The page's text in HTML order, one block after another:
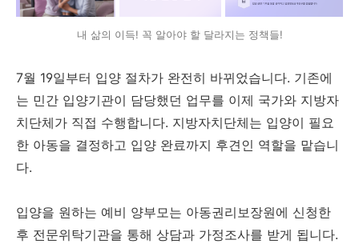
내 삶의 이득! 꼭 알아야 할 달라지는 정책들!
7월 19일부터 입양 절차가 완전히 바뀌었습니다. 기존에
는 민간 입양기관이 담당했던 업무를 이제 국가와 지방자
치단체가 직접 수행합니다. 지방자치단체는 입양이 필요
한 아동을 결정하고 입양 완료까지 후견인 역할을 맡습니
다.
입양을 원하는 예비 양부모는 아동권리보장원에 신청한
후 전문위탁기관을 통해 상담과 가정조사를 받게 됩니다.